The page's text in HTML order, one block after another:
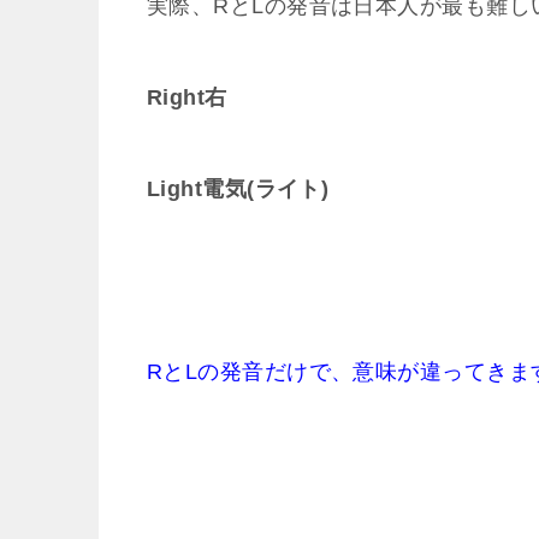
実際、RとLの発音は日本人が最も難し
Right右
Light電気(ライト)
RとLの発音だけで、意味が違ってきま